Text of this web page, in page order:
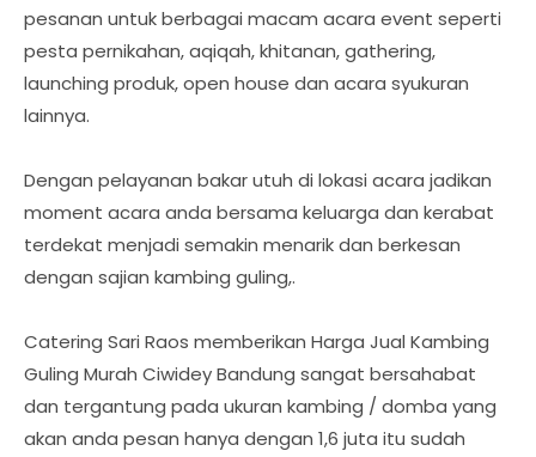
pesanan untuk berbagai macam acara event seperti
pesta pernikahan, aqiqah, khitanan, gathering,
launching produk, open house dan acara syukuran
lainnya.
Dengan pelayanan bakar utuh di lokasi acara jadikan
moment acara anda bersama keluarga dan kerabat
terdekat menjadi semakin menarik dan berkesan
dengan sajian kambing guling,.
Catering Sari Raos memberikan Harga Jual Kambing
Guling Murah Ciwidey Bandung sangat bersahabat
dan tergantung pada ukuran kambing / domba yang
akan anda pesan hanya dengan 1,6 juta itu sudah